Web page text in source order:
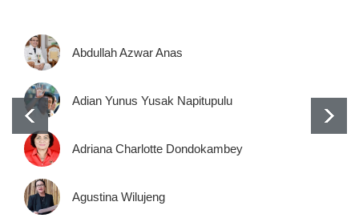
Abdullah Azwar Anas
Adian Yunus Yusak Napitupulu
Adriana Charlotte Dondokambey
Agustina Wilujeng